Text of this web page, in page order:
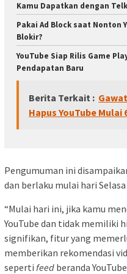
Kamu Dapatkan dengan
Pakai Ad Block saat Nonton
Blokir?
YouTube Siap Rilis Game
Pendapatan Baru
Berita Terkait :
Hapus YouTube Mulai
Pengumuman ini
dan berlaku mulai hari
“Mulai hari ini, jika kamu
YouTube dan tidak memiliki
signifikan, fitur yang
memberikan rekomendasi
seperti feed beranda